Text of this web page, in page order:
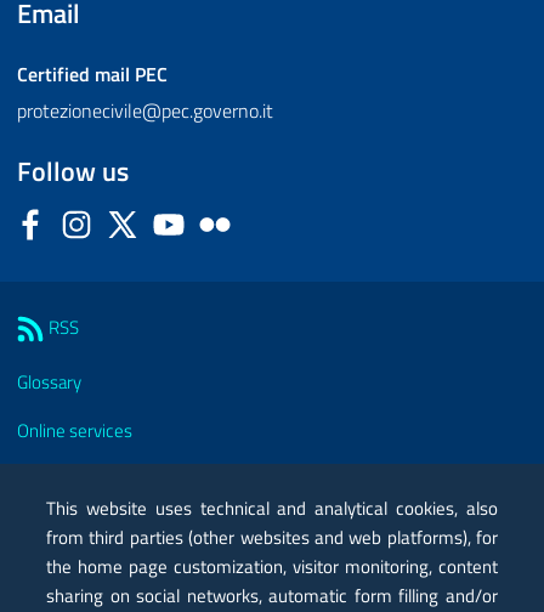
Email
Certified mail PEC
protezionecivile@pec.governo.it
Follow us
FacebookInstagram
Twitter YouTube
RSS
Glossary
Online services
Certified mail PEC
Privacy
This website uses technical and analytical cookies, also
from third parties (other websites and web platforms), for
the home page customization, visitor monitoring, content
sharing on social networks, automatic form filling and/or